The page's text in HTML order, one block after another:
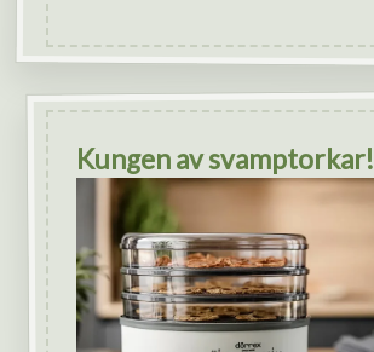
Kungen av svamptorkar!